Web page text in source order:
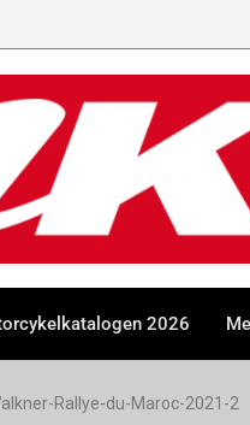
2026
Rallye-du-Maroc-2021-2